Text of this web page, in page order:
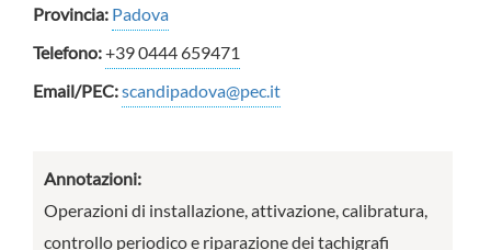
Provincia: Padova
Telefono:+39 0444 659471
Email/PEC:scandipadova@pec.it
Annotazioni:
Operazioni di installazione, attivazione, calibratura,
controllo periodico e riparazione dei tachigrafi